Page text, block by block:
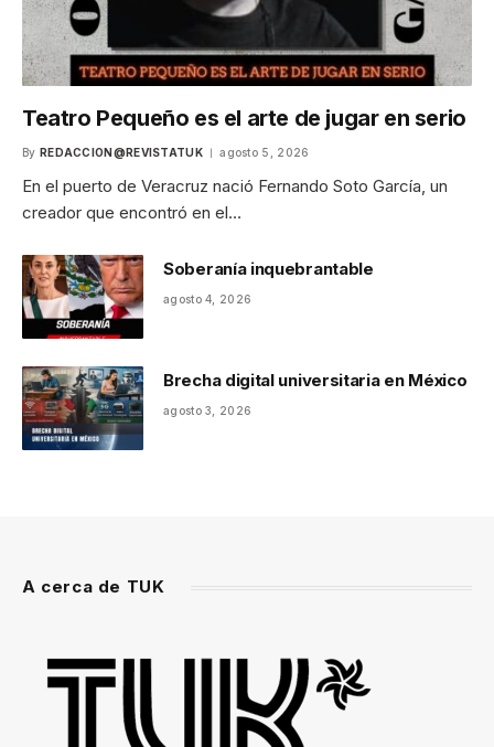
Teatro Pequeño es el arte de jugar en serio
By REDACCION@REVISTATUK agosto 5, 2026
En el puerto de Veracruz nació Fernando Soto García, un
creador que encontró en el…
Soberanía inquebrantable
agosto 4, 2026
Brecha digital universitaria en México
agosto 3, 2026
A cerca de TUK